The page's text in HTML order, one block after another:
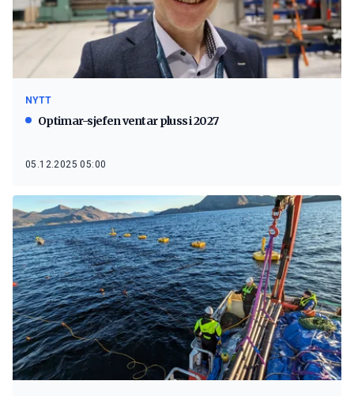
NYTT
Optimar-sjefen ventar pluss i 2027
05.12.2025 05:00